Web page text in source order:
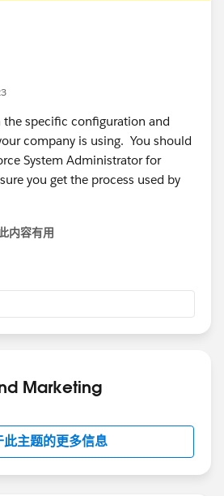
specific configuration and
company is using. You should
System Administrator for
you get the process used by
内容有用
Marketing
此主题的更多信息